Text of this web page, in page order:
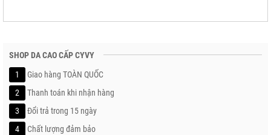
SHOP DA CAO CẤP CYVY
1
Giao hàng TOÀN QUỐC
2
Thanh toán khi nhận hàng
3
Đổi trả trong 15 ngày
4
Chất lượng đảm bảo